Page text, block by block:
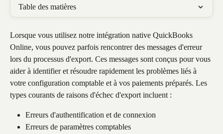
Table des matières
Lorsque vous utilisez notre intégration native QuickBooks
Online, vous pouvez parfois rencontrer des messages d'erreur
lors du processus d'export. Ces messages sont conçus pour vous
aider à identifier et résoudre rapidement les problèmes liés à
votre configuration comptable et à vos paiements préparés. Les
types courants de raisons d'échec d'export incluent :
Erreurs d'authentification et de connexion
Erreurs de paramètres comptables